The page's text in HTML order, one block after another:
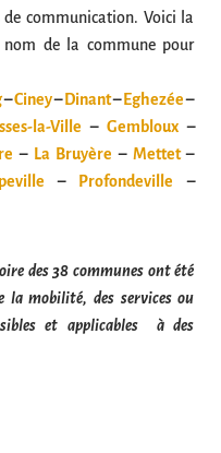
de communication. Voici la
nom de la commune pour
–Ciney–Dinant–Eghezée –
la-Ville – Gembloux –
– La Bruyère – Mettet –
– Profondeville
–
des 38 communes ont été
la mobilité, des services ou
et applicables à des